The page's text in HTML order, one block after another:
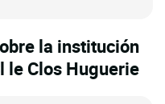
la institución
le Clos Huguerie